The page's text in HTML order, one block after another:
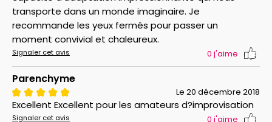
transporte dans un monde imaginaire. Je
recommande les yeux fermés pour passer un
moment convivial et chaleureux.
Signaler cet avis 0 j'aime
Parenchyme
Le 20 décembre 2018
Excellent Excellent pour les amateurs d?improvisation
Signaler cet avis 0 j'aime